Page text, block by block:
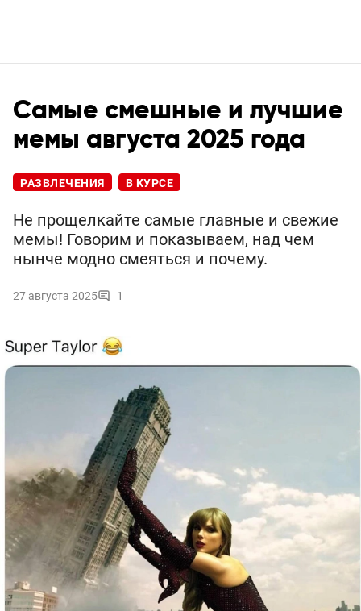
Самые смешные и лучшие
мемы августа 2025 года
РАЗВЛЕЧЕНИЯ В КУРСЕ
Не прощелкайте самые главные и свежие
мемы! Говорим и показываем, над чем
нынче модно смеяться и почему.
27 августа 2025 1